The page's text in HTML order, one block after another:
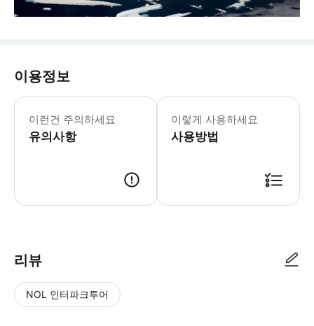
이용정보
이런건 주의하세요
유의사항
30분 헬리콥터 투어 산 정상 착륙 전
이렇게 사용하세요
사용방법
리뷰
NOL 인터파크투어